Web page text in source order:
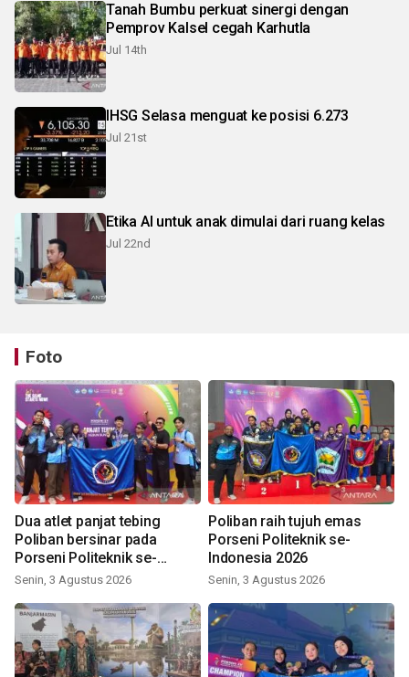
Tanah Bumbu perkuat sinergi dengan
Pemprov Kalsel cegah Karhutla
Jul 14th
IHSG Selasa menguat ke posisi 6.273
Jul 21st
Etika AI untuk anak dimulai dari ruang kelas
Jul 22nd
Foto
Dua atlet panjat tebing
Poliban bersinar pada
Porseni Politeknik se-
Indonesia 2026
Senin, 3 Agustus 2026
Poliban raih tujuh emas
Porseni Politeknik se-
Indonesia 2026
Senin, 3 Agustus 2026